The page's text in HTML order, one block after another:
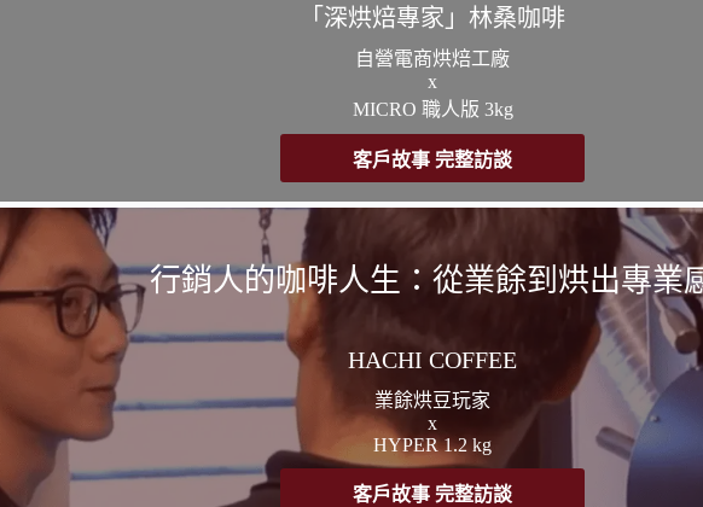
「深烘焙專家」林桑咖啡
自營電商烘焙工廠
x
MICRO 職人版 3kg
客戶故事 完整訪談
行銷人的咖啡人生：從業餘到烘出專業
HACHI COFFEE
業餘烘豆玩家
x
HYPER 1.2 kg
客戶故事 完整訪談